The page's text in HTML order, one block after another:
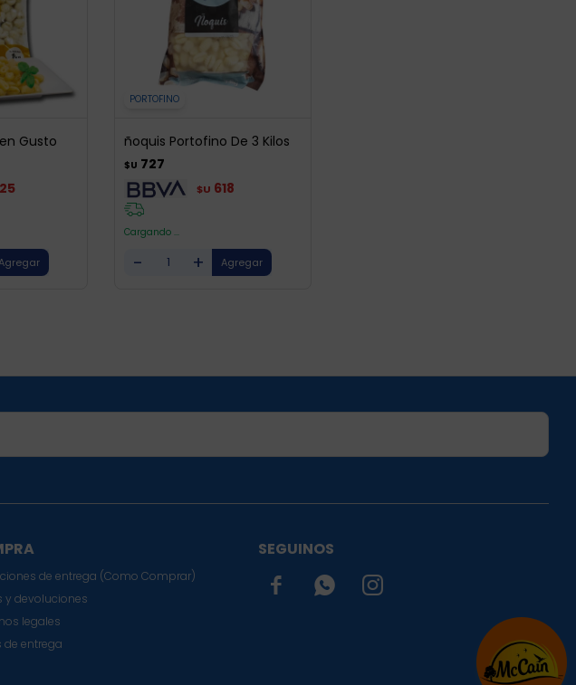
Gusto
PORTOFINO
ñoquis Portofino De 3 Kilos
$U 727
$U 618
Cargando ...
- +
de entrega (Como Comprar)
y devoluciones
legales
de entrega
SEGUINOS

 